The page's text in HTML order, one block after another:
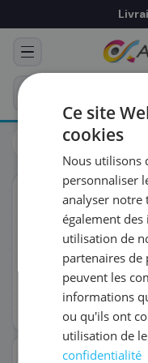
Toners
Kyocera
ORIGINAL
♻ COMMANDE
Prévoyez &
Programmez votre
vous prépare un
RÉFÉRENCE DU
FRÉQUENCE
QUANTITÉ PAR
DATE DE
Ce site
cookies
Nous utilisons
personnaliser
analyser notre
également
utilisation de
partenaires de
peuvent les
informations
ou qu'ils ont
utilisation de
confidentialité